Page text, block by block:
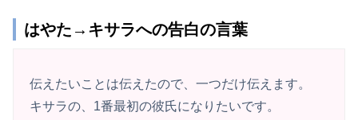
はやた→キサラへの告白の言葉
伝えたいことは伝えたので、一つだけ伝えます。
キサラの、1番最初の彼氏になりたいです。